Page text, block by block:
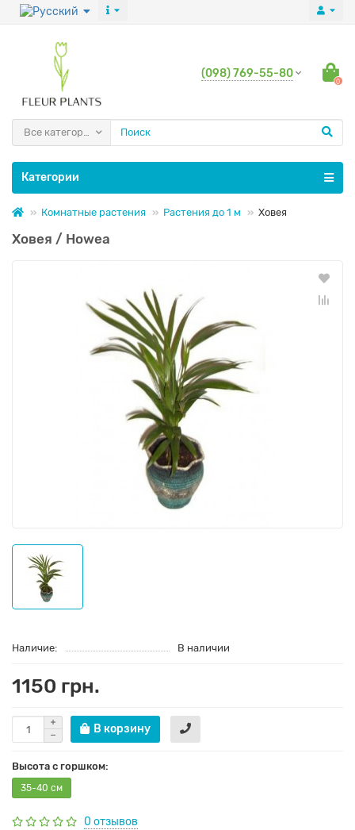
(098) 769-55-80
0
Все категории
Категории
Комнатные растения Растения до 1 м Ховея
Ховея / Howea
Наличие: В наличии
1150 грн.
В корзину
Высота с горшком:
35-40 см
0 отзывов